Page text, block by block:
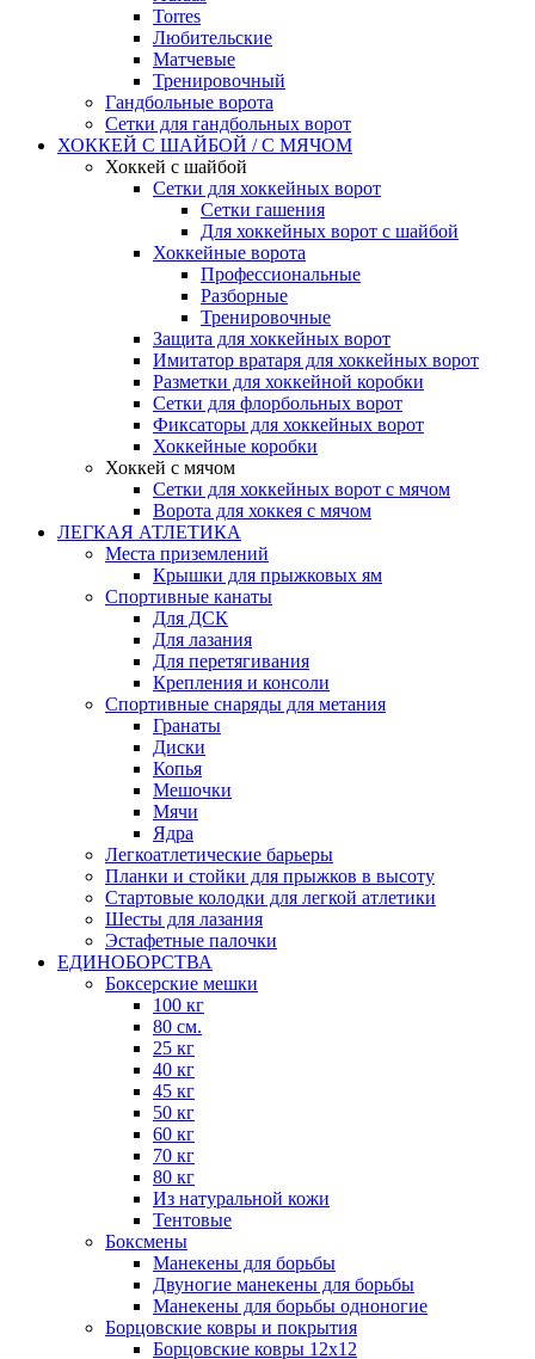
Torres
Любительские
Матчевые
Тренировочный
Гандбольные ворота
Сетки для гандбольных ворот
ХОККЕЙ С ШАЙБОЙ / С МЯЧОМ
Хоккей с шайбой
Сетки для хоккейных ворот
Сетки гашения
Для хоккейных ворот с шайбой
Хоккейные ворота
Профессиональные
Разборные
Тренировочные
Защита для хоккейных ворот
Имитатор вратаря для хоккейных ворот
Разметки для хоккейной коробки
Сетки для флорбольных ворот
Фиксаторы для хоккейных ворот
Хоккейные коробки
Хоккей с мячом
Сетки для хоккейных ворот с мячом
Ворота для хоккея с мячом
ЛЕГКАЯ АТЛЕТИКА
Места приземлений
Крышки для прыжковых ям
Спортивные канаты
Для ДСК
Для лазания
Для перетягивания
Крепления и консоли
Спортивные снаряды для метания
Гранаты
Диски
Копья
Мешочки
Мячи
Ядра
Легкоатлетические барьеры
Планки и стойки для прыжков в высоту
Стартовые колодки для легкой атлетики
Шесты для лазания
Эстафетные палочки
ЕДИНОБОРСТВА
Боксерские мешки
100 кг
80 см.
25 кг
40 кг
45 кг
50 кг
60 кг
70 кг
80 кг
Из натуральной кожи
Тентовые
Боксмены
Манекены для борьбы
Двуногие манекены для борьбы
Манекены для борьбы одноногие
Борцовские ковры и покрытия
Борцовские ковры 12х12